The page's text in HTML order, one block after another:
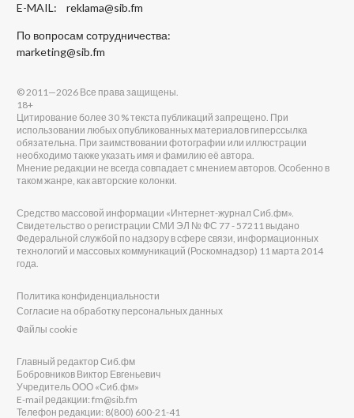
E-MAIL: reklama@sib.fm
По вопросам сотрудничества:
marketing@sib.fm
© 2011—2026 Все права защищены.
18+
Цитирование более 30 % текста публикаций запрещено. При
использовании любых опубликованных материалов гиперссылка
обязательна. При заимствовании фотографии или иллюстрации
необходимо также указать имя и фамилию её автора.
Мнение редакции не всегда совпадает с мнением авторов. Особенно в
таком жанре, как авторские колонки.
Средство массовой информации «Интернет-журнал Сиб.фм».
Свидетельство о регистрации СМИ ЭЛ № ФС 77 - 57211 выдано
Федеральной службой по надзору в сфере связи, информационных
технологий и массовых коммуникаций (Роскомнадзор) 11 марта 2014
года.
Политика конфиденциальности
Согласие на обработку персональных данных
Файлы cookie
Главный редактор Сиб.фм
Бобровников Виктор Евгеньевич
Учредитель ООО «Сиб.фм»
E-mail редакции: fm@sib.fm
Телефон редакции: 8(800) 600-21-41